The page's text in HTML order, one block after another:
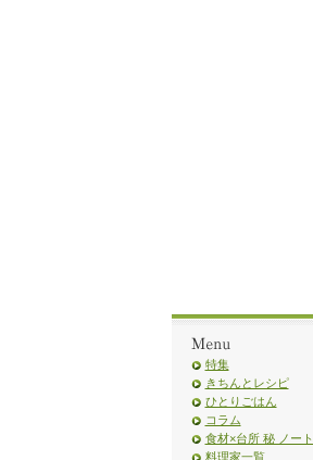
特集
きちんとレシピ
ひとりごはん
コラム
食材×台所 秘 ノート
料理家一覧